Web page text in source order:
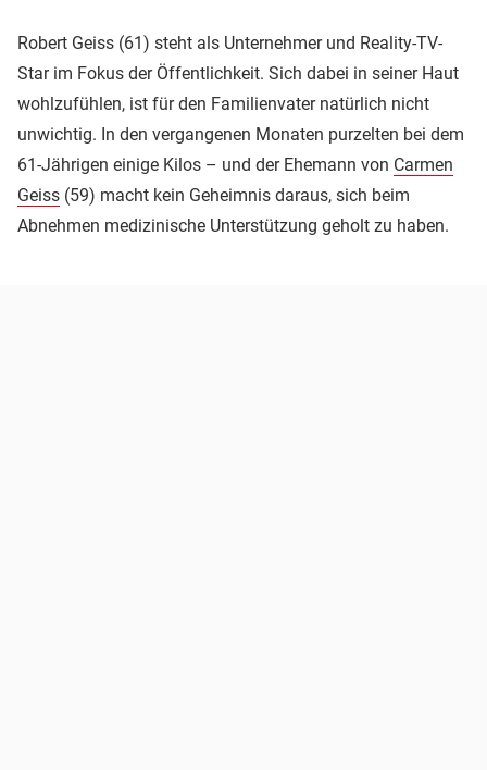
Robert Geiss (61) steht als Unternehmer und Reality-TV-
Star im Fokus der Öffentlichkeit. Sich dabei in seiner Haut
wohlzufühlen, ist für den Familienvater natürlich nicht
unwichtig. In den vergangenen Monaten purzelten bei dem
61-Jährigen einige Kilos – und der Ehemann von Carmen
Geiss (59) macht kein Geheimnis daraus, sich beim
Abnehmen medizinische Unterstützung geholt zu haben.